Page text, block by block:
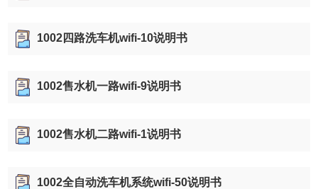
1002四路洗车机wifi-10说明书
1002售水机一路wifi-9说明书
1002售水机二路wifi-1说明书
1002全自动洗车机系统wifi-50说明书